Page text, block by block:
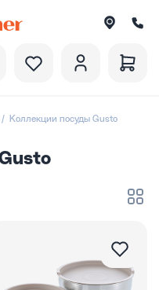
Коллекции посуды Gusto